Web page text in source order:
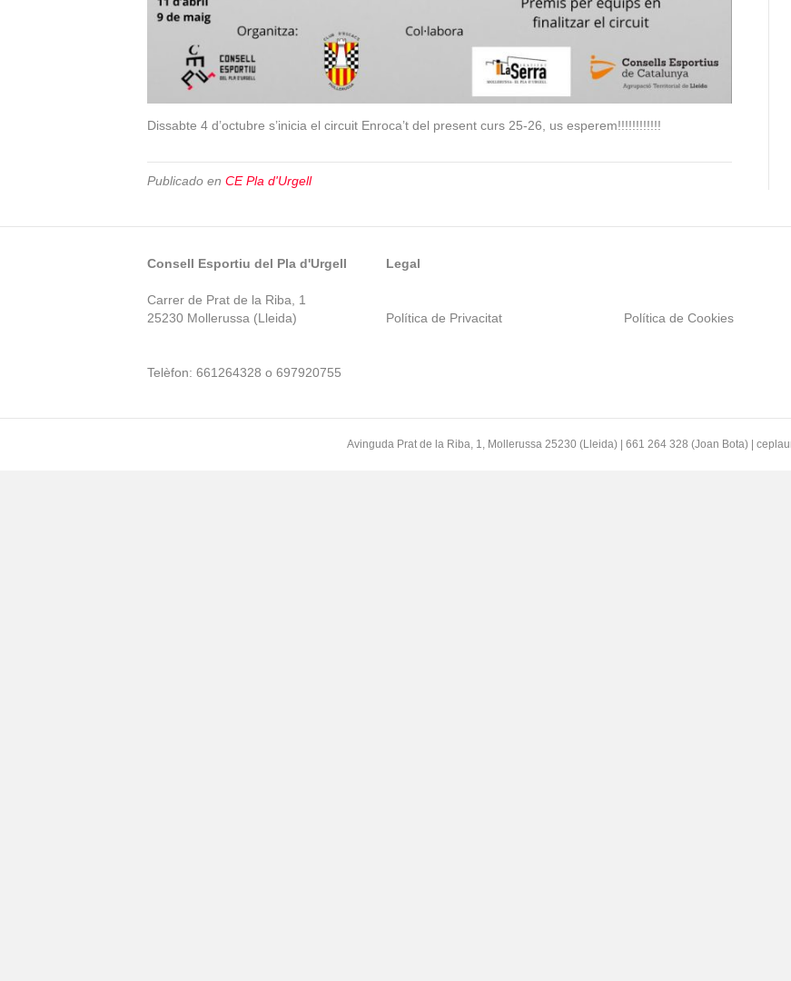
Dissabte 4 d’octubre s’inicia el circuit Enroca’t del present curs 25-26, us esperem!!!!!!!!!!!!
Publicado en CE Pla d'Urgell
Consell Esportiu del Pla d'Urgell
Carrer de Prat de la Riba, 1
25230 Mollerussa (Lleida)
Telèfon: 661264328 o 697920755
Legal
Política de Privacitat Política de Cookies
Avinguda Prat de la Riba, 1, Mollerussa 25230 (Lleida) | 661 264 328 (Joan Bota) |